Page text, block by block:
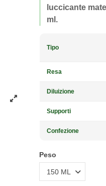
luccicante
ml.
Tipo
Resa
Diluizione
Supporti
Confezione
Peso